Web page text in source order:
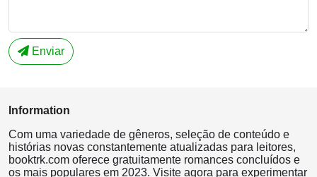
Enviar
Information
Com uma variedade de gêneros, seleção de conteúdo e
histórias novas constantemente atualizadas para leitores,
booktrk.com oferece gratuitamente romances concluídos e
os mais populares em 2023. Visite agora para experimentar